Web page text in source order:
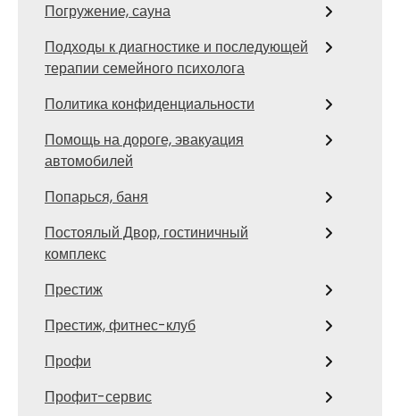
Погружение, сауна
Подходы к диагностике и последующей
терапии семейного психолога
Политика конфиденциальности
Помощь на дороге, эвакуация
автомобилей
Попарься, баня
Постоялый Двор, гостиничный
комплекс
Престиж
Престиж, фитнес-клуб
Профи
Профит-сервис